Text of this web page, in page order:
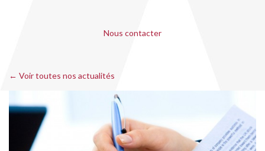
Nous contacter
← Voir toutes nos actualités